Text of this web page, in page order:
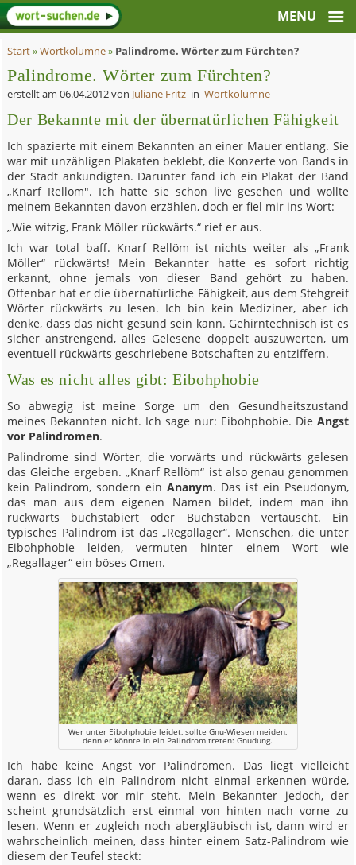
Start»Wortkolumne» Palindrome. Wörter zum Fürchten?
Palindrome. Wörter zum Fürchten?
erstellt am06.04.2012von Juliane Fritz inWortkolumne
Der Bekannte mit der übernatürlichen Fähigkeit
Ich spazierte mit einem Bekannten an einer Mauer entlang. Sie
war mit unzähligen Plakaten beklebt, die Konzerte von Bands in
der Stadt ankündigten. Darunter fand ich ein Plakat der Band
„Knarf Rellöm". Ich hatte sie schon live gesehen und wollte
meinem Bekannten davon erzählen, doch er fiel mir ins Wort:
„Wie witzig, Frank Möller rückwärts.“ rief er aus.
Ich war total baff. Knarf Rellöm ist nichts weiter als „Frank
Möller“ rückwärts! Mein Bekannter hatte es sofort richtig
erkannt, ohne jemals von dieser Band gehört zu haben.
Offenbar hat er die übernatürliche Fähigkeit, aus dem Stehgreif
Wörter rückwärts zu lesen. Ich bin kein Mediziner, aber ich
denke, dass das nicht gesund sein kann. Gehirntechnisch ist es
sicher anstrengend, alles Gelesene doppelt auszuwerten, um
eventuell rückwärts geschriebene Botschaften zu entziffern.
Was es nicht alles gibt: Eibohphobie
So abwegig ist meine Sorge um den Gesundheitszustand
meines Bekannten nicht. Ich sage nur: Eibohphobie. Die Angst
vor Palindromen.
Palindrome sind Wörter, die vorwärts und rückwärts gelesen
das Gleiche ergeben. „Knarf Rellöm“ ist also genau genommen
kein Palindrom, sondern ein Ananym. Das ist ein Pseudonym,
das man aus dem eigenen Namen bildet, indem man ihn
rückwärts buchstabiert oder Buchstaben vertauscht. Ein
typisches Palindrom ist das „Regallager“. Menschen, die unter
Eibohphobie leiden, vermuten hinter einem Wort wie
„Regallager“ ein böses Omen.
Wer unter Eibohphobie leidet, sollte Gnu-Wiesen meiden,
denn er könnte in ein Palindrom treten: Gnudung.
Ich habe keine Angst vor Palindromen. Das liegt vielleicht
daran, dass ich ein Palindrom nicht einmal erkennen würde,
wenn es direkt vor mir steht. Mein Bekannter jedoch, der
scheint grundsätzlich erst einmal von hinten nach vorne zu
lesen. Wenn er zugleich noch abergläubisch ist, dann wird er
wahrscheinlich meinen, dass hinter einem Satz-Palindrom wie
diesem der Teufel steckt: